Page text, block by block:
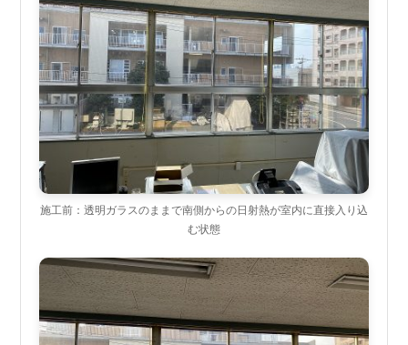
施工前：透明ガラスのままで南側からの日射熱が室内に直接入り込
む状態